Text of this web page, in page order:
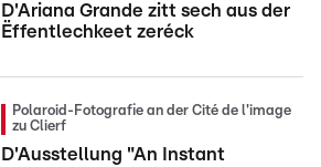
D'Ariana Grande zitt sech aus der
Ëffentlechkeet zeréck
Polaroid-Fotografie an der Cité de l'image
zu Clierf
D'Ausstellung "An Instant